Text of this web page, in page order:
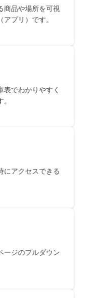
商品や場所を可視
プリ）です。
表でわかりやすく
にアクセスできる
ージのプルダウン